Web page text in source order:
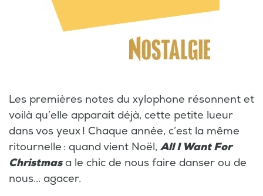
Les premières notes du xylophone résonnent et
voilà qu’elle apparait déjà, cette petite lueur
dans vos yeux ! Chaque année, c’est la même
ritournelle : quand vient Noël, All I Want For
Christmasa le chic de nous faire danser ou de
nous... agacer.